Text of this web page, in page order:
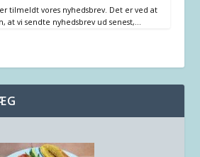
tilmeldt vores nyhedsbrev. Det er ved at
at vi sendte nyhedsbrev ud senest,…